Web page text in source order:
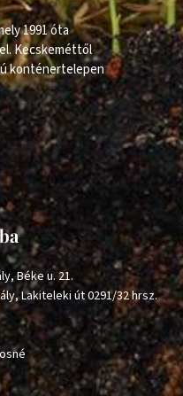
1991 óta
Kecskeméttől
konténertelepen
Béke u. 21.
Lakiteleki út 0291/32 hrsz.